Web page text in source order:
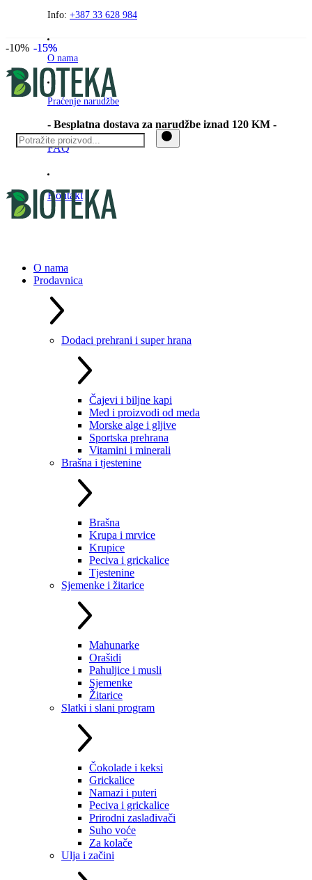
PreskočiteInfo: +387 33 628 984
O nama
Praćenje narudžbe
- Besplatna dostava za narudžbe iznad 120 KM -
FAQ
Kontakt
O nama
Prodavnica
Dodaci prehrani i super hrana
Čajevi i biljne kapi
Med i proizvodi od meda
Morske alge i gljive
Sportska prehrana
Vitamini i minerali
Brašna i tjestenine
Brašna
Krupa i mrvice
Krupice
Peciva i grickalice
Tjestenine
Sjemenke i žitarice
Mahunarke
Orašidi
Pahuljice i musli
Sjemenke
Žitarice
Slatki i slani program
Čokolade i keksi
Grickalice
Namazi i puteri
Peciva i grickalice
Prirodni zaslađivači
Suho voće
Za kolače
Ulja i začini
-10% -15%
-15%